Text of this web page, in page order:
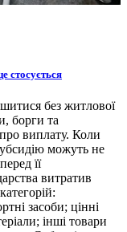
стосується
без житлової
борги та
виплату. Коли
можуть не
її
витратив
засоби; цінні
інші товари